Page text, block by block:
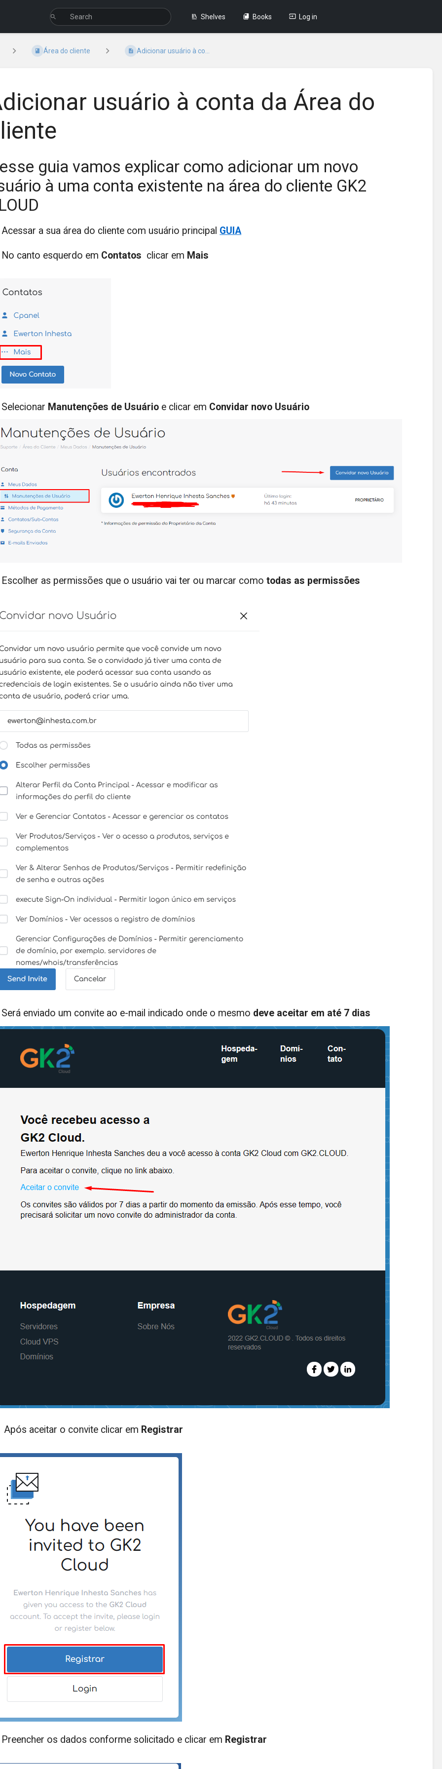
Shelves Books Log in
Área do cliente Adicionar usuário à co...
usuário à conta da Área do
guia vamos explicar como adicionar um novo
à uma conta existente na área do cliente GK2
Acessar a sua área do cliente com usuário principal GUIA
No canto esquerdo em Contatos clicar em Mais
Selecionar Manutenções de Usuário e clicar em Convidar novo Usuário
Escolher as permissões que o usuário vai ter ou marcar comotodas as permissões
Será enviado um convite ao e-mail indicado onde o mesmo deve aceitar em até 7 dias
aceitar o convite clicar em Registrar
Preencher os dados conforme solicitado e clicar em Registrar